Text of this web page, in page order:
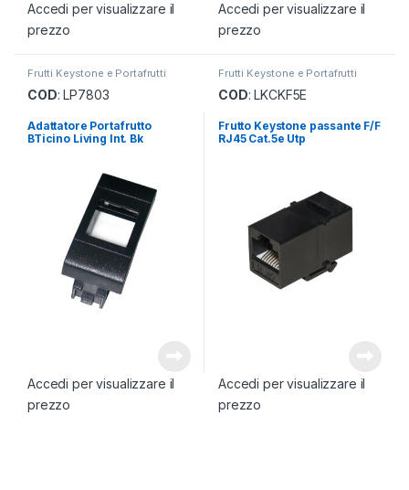
Accedi per visualizzare il
prezzo
Accedi per visualizzare il
prezzo
Frutti Keystone e Portafrutti
COD: LP7803
Adattatore Portafrutto
BTicino Living Int. Bk
Accedi per visualizzare il
prezzo
Frutti Keystone e Portafrutti
COD: LKCKF5E
Frutto Keystone passante F/F
RJ45 Cat.5e Utp
Accedi per visualizzare il
prezzo